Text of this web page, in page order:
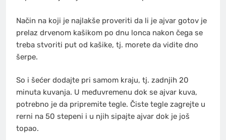
Način na koji je najlakše proveriti da li je ajvar gotov je
prelaz drvenom kašikom po dnu lonca nakon čega se
treba stvoriti put od kašike, tj. morete da vidite dno
šerpe.
So i šećer dodajte pri samom kraju, tj. zadnjih 20
minuta kuvanja. U međuvremenu dok se ajvar kuva,
potrebno je da pripremite tegle. Čiste tegle zagrejte u
rerni na 50 stepeni i u njih sipajte ajvar dok je još
topao.